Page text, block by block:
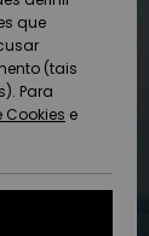
que
(tais
Para
e